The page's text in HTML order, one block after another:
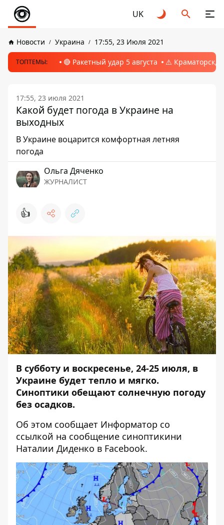
UK
Новости Украина 17:55, 23 Июля 2021
ТОПТЕМЫ: 🔴 Ракетный удар 5 августа ⚠️ Краматорск,
17:55, 23 июля 2021
Какой будет погода в Украине на
выходных
В Украине воцарится комфортная летняя
погода
Ольга Дяченко
ЖУРНАЛИСТ
👍
В субботу и воскресенье, 24-25 июля, в
Украине будет тепло и мягко.
Синоптики обещают солнечную погоду
без осадков.
Об этом сообщает Информатор со
ссылкой на сообщение синоптикини
Наталии Диденко в Facebook.